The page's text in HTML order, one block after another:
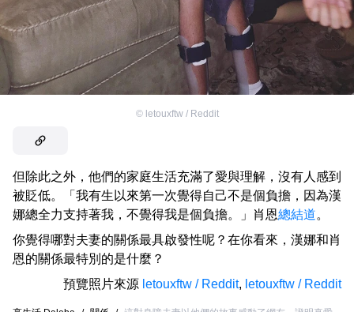
© letouxftw / Reddit
但除此之外，他們的家庭生活充滿了愛與理解，沒有人感到
被貶低。「我有生以來第一次覺得自己不是個負擔，因為漢
娜總全力支持著我，不覺得我是個負擔。」肖恩總結道。
你覺得哪對夫妻的關係最具啟發性呢？在你看來，漢娜和肖
恩的關係最特別的是什麼？
預覽照片來源 letouxftw / Reddit, letouxftw / Reddit